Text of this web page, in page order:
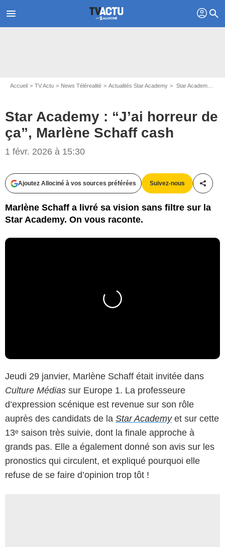
menu profil search
Accueil TV Actu News Télérealité Actualités Star Academy Star Academy : “J’ai horreur de ça”, Marlène Schaff cash
Star Academy : “J’ai horreur de
ça”, Marlène Schaff cash
1 févr. 2026 à 15:30
Ajoutez Allociné à vos sources préférées Suivez-nous
Marlène Schaff a livré sa vision sans filtre sur la
Star Academy. On vous raconte.
Jeudi 29 janvier, Marlène Schaff était invitée dans
Culture Médias sur Europe 1. La professeure
d’expression scénique est revenue sur son rôle
auprès des candidats de la Star Academyet sur cette
13ᵉ saison très suivie, dont la finale approche à
grands pas. Elle a également donné son avis sur les
pronostics qui circulent, et expliqué pourquoi elle
refuse de se faire d’opinion trop tôt !